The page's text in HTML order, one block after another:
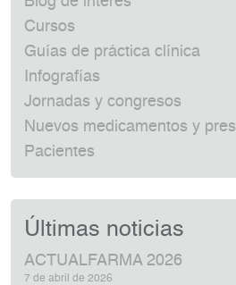
Cursos
Guías de práctica clínica
Infografías
Jornadas y congresos
Nuevos medicamentos y
Pacientes
Últimas noticias
ACTUALFARMA 2026
7 de abril de 2026